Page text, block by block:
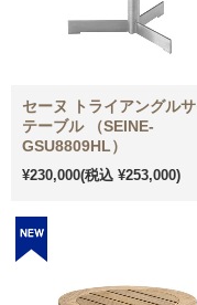
セーヌ トライアングル
テーブル （SEINE-
GSU8809HL）
¥230,000(税込 ¥253,000)